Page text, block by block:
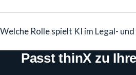
Welche Rolle spielt KI im Legal-
Passt thinX zu